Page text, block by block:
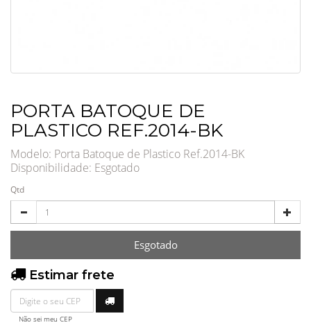
PORTA BATOQUE DE
PLASTICO REF.2014-BK
Modelo: Porta Batoque de Plastico Ref.2014-BK
Disponibilidade: Esgotado
Qtd
Esgotado
Estimar frete
Não sei meu CEP